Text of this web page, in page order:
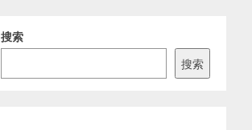
搜索
搜索